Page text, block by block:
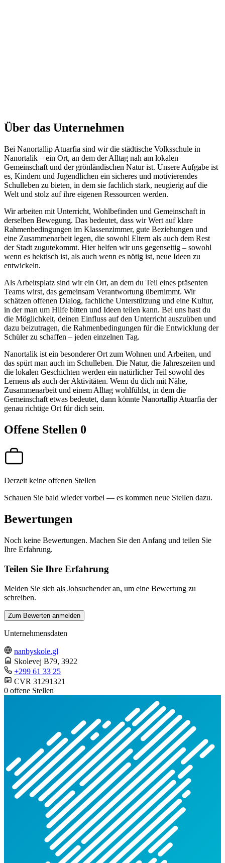
Über das Unternehmen
Bei Nanortallip Atuarfia sind wir die städtische Volksschule in
Nanortalik – ein Ort, an dem der Alltag nah am lokalen
Gemeinschaft und der grönländischen Natur ist. Unsere Aufgabe ist
es, Kindern und Jugendlichen ein sicheres und motivierendes
Schulleben zu bieten, in dem sie fachlich stark, neugierig auf die
Welt und stolz auf ihre eigenen Ressourcen werden.
Wir arbeiten mit Unterricht, Wohlbefinden und Gemeinschaft in
derselben Bewegung. Das bedeutet, dass wir Wert auf klare
Rahmenbedingungen im Klassenzimmer, gute Beziehungen und
eine Zusammenarbeit legen, die sowohl Eltern als auch dem Rest
der Stadt zugutekommt. Hier helfen wir uns gegenseitig – sowohl
wenn es hektisch ist, als auch wenn es nötig ist, neue Ideen zu
entwickeln.
Als Arbeitsplatz sind wir ein Ort, an dem du Teil eines präsenten
Teams wirst, das gemeinsam Verantwortung übernimmt. Wir
schätzen offenen Dialog, fachliche Unterstützung und eine Kultur,
in der man um Hilfe bitten und Ideen teilen kann. Bei uns hast du
die Möglichkeit, deinen Einfluss auf den Unterricht auszuüben und
dazu beizutragen, die Rahmenbedingungen für die Entwicklung der
Schüler zu schaffen – jeden einzelnen Tag.
Nanortalik ist ein besonderer Ort zum Wohnen und Arbeiten, und
das spürt man auch im Schulleben. Die Natur, die Jahreszeiten und
die lokalen Geschichten werden ein natürlicher Teil sowohl des
Lernens als auch der Aktivitäten. Wenn du dich mit Nähe,
Zusammenarbeit und einem Alltag wohlfühlst, in dem die
Gemeinschaft etwas bedeutet, dann könnte Nanortallip Atuarfia der
genau richtige Ort für dich sein.
Offene Stellen 0
Derzeit keine offenen Stellen
Schauen Sie bald wieder vorbei — es kommen neue Stellen dazu.
Bewertungen
Noch keine Bewertungen. Machen Sie den Anfang und teilen Sie
Ihre Erfahrung.
Teilen Sie Ihre Erfahrung
Melden Sie sich als Jobsuchender an, um eine Bewertung zu
schreiben.
Zum Bewerten anmelden
Unternehmensdaten
nanbyskole.gl
Skolevej B79, 3922
+299 61 33 25
CVR 31291321
0 offene Stellen